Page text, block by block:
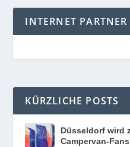
INTERNET PARTNER
KÜRZLICHE POSTS
Düsseldorf wird
Campervan-